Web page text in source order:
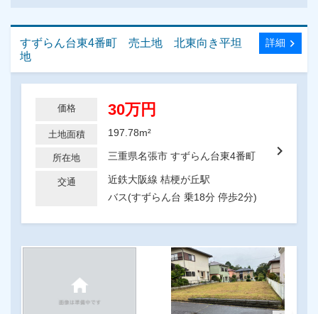
すずらん台東4番町 売土地 北東向き平坦
地
詳細 chevron_right
chevron_right
価格 30万円
土地面積 197.78m²
所在地 三重県名張市 すずらん台東4番町
交通
近鉄大阪線 桔梗が丘駅
バス(すずらん台 乗18分 停歩2分)